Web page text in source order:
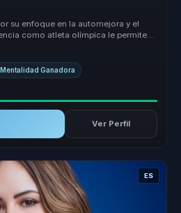
su enfoque en la automejora y el
como atleta olímpica le permite
Ganadora
Ver Perfil
ES